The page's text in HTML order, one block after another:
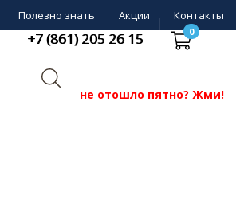
Полезно знать Акции Контакты
+7 (861) 205 26 15 0
не отошло пятно? Жми!